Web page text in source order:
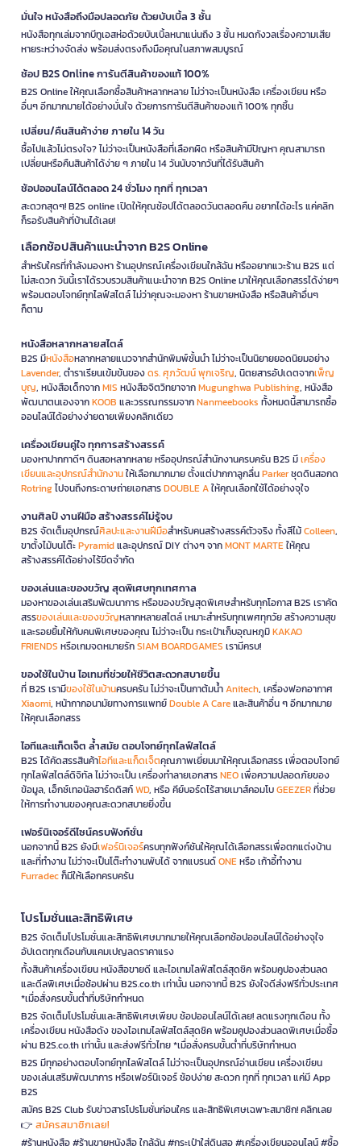
มั่นใจ หนังสือถึงมือปลอดภัย ด้วยบับเบิ้ล 3 ชั้น
หนังสือทุกเล่มจากบีทูเอสห่อด้วยบับเบิ้ลหนาแน่นถึง 3 ชั้น หมดกังวลเรื่องความเสีย
หายระหว่างจัดส่ง พร้อมส่งตรงถึงมือคุณในสภาพสมบูรณ์
ช้อป B2S Online การันตีสินค้าของแท้ 100%
B2S Online ให้คุณเลือกซื้อสินค้าหลากหลาย ไม่ว่าจะเป็นหนังสือ เครื่องเขียน หรือ
อื่นๆ อีกมากมายได้อย่างมั่นใจ ด้วยการการันตีสินค้าของแท้ 100% ทุกชิ้น
เปลี่ยน/คืนสินค้าง่าย ภายใน 14 วัน
ซื้อไปแล้วไม่ตรงใจ? ไม่ว่าจะเป็นหนังสือที่เลือกผิด หรือสินค้ามีปัญหา คุณสามารถ
เปลี่ยนหรือคืนสินค้าได้ง่าย ๆ ภายใน 14 วันนับจากวันที่ได้รับสินค้า
ช้อปออนไลน์ได้ตลอด 24 ชั่วโมง ทุกที่ ทุกเวลา
สะดวกสุดๆ! B2S online เปิดให้คุณช้อปได้ตลอดวันตลอดคืน อยากได้อะไร แค่คลิก
ก็รอรับสินค้าที่บ้านได้เลย!
เลือกช้อปสินค้าแนะนำจาก B2S Online
สำหรับใครที่กำลังมองหา ร้านอุปกรณ์เครื่องเขียนใกล้ฉัน หรืออยากแวะร้าน B2S แต่
ไม่สะดวก วันนี้เราได้รวบรวมสินค้าแนะนำจาก B2S Online มาให้คุณเลือกสรรได้ง่ายๆ
พร้อมตอบโจทย์ทุกไลฟ์สไตล์ ไม่ว่าคุณจะมองหา ร้านขายหนังสือ หรือสินค้าอื่นๆ
ก็ตาม
หนังสือหลากหลายสไตล์
B2S มีหนังสือหลากหลายแนวจากสำนักพิมพ์ชั้นนำ ไม่ว่าจะเป็นนิยายยอดนิยมอย่าง
Lavender, ตำราเรียนเข้มข้นของดร. ศุภวัฒน์ พุกเจริญ, นิตยสารอัปเดตจากเพ็ญ
บุญ, หนังสือเด็กจากMIS หนังสือจิตวิทยาจากMugunghwa Publishing, หนังสือ
พัฒนาตนเองจากKOOB และวรรณกรรมจากNanmeebooks ทั้งหมดนี้สามารถซื้อ
ออนไลน์ได้อย่างง่ายดายเพียงคลิกเดียว
เครื่องเขียนคู่ใจ ทุกการสร้างสรรค์
มองหาปากกาดีๆ ดินสอหลากหลาย หรืออุปกรณ์สำนักงานครบครัน B2S มีเครื่อง
เขียนและอุปกรณ์สำนักงานให้เลือกมากมาย ตั้งแต่ปากกาลูกลื่นParkerชุดดินสอกด
Rotringไปจนถึงกระดาษถ่ายเอกสารDOUBLE Aให้คุณเลือกใช้ได้อย่างจุใจ
งานศิลป์ งานฝีมือ สร้างสรรค์ไม่รู้จบ
B2S จัดเต็มอุปกรณ์ศิลปะและงานฝีมือสำหรับคนสร้างสรรค์ตัวจริง ทั้งสีไม้Colleen,
ขาตั้งไม้บนโต๊ะPyramidและอุปกรณ์ DIY ต่างๆ จากMONT MARTEให้คุณ
สร้างสรรค์ได้อย่างไร้ขีดจำกัด
ของเล่นและของขวัญ สุดพิเศษทุกเทศกาล
มองหาของเล่นเสริมพัฒนาการ หรือของขวัญสุดพิเศษสำหรับทุกโอกาส B2S เราคัด
สรรของเล่นและของขวัญหลากหลายสไตล์ เหมาะสำหรับทุกเพศทุกวัย สร้างความสุข
และรอยยิ้มให้กับคนพิเศษของคุณ ไม่ว่าจะเป็น กระเป๋าเก็บอุณหภูมิKAKAO
FRIENDS หรือเกมจดหมายรักSIAM BOARDGAMES เรามีครบ!
ของใช้ในบ้าน ไอเทมที่ช่วยให้ชีวิตสะดวกสบายขึ้น
ที่ B2S เรามีของใช้ในบ้านครบครัน ไม่ว่าจะเป็นกาต้มน้ำAnitech, เครื่องฟอกอากาศ
Xiaomi, หน้ากากอนามัยทางการแพทย์Double A Careและสินค้าอื่น ๆ อีกมากมาย
ให้คุณเลือกสรร
ไอทีและแก็ดเจ็ต ล้ำสมัย ตอบโจทย์ทุกไลฟ์สไตล์
B2S ได้คัดสรรสินค้าไอทีและแก็ดเจ็ตคุณภาพเยี่ยมมาให้คุณเลือกสรร เพื่อตอบโจทย์
ทุกไลฟ์สไตล์ดิจิทัล ไม่ว่าจะเป็น เครื่องทำลายเอกสารNEOเพื่อความปลอดภัยของ
ข้อมูล, เอ็กซ์เทอนัลฮาร์ดดิสก์WD, หรือ คีย์บอร์ดไร้สายเมาส์คอมโบGEEZERที่ช่วย
ให้การทำงานของคุณสะดวกสบายยิ่งขึ้น
เฟอร์นิเจอร์ดีไซน์ครบฟังก์ชั่น
นอกจากนี้ B2S ยังมีเฟอร์นิเจอร์ครบทุกฟังก์ชันให้คุณได้เลือกสรรเพื่อตกแต่งบ้าน
และที่ทำงาน ไม่ว่าจะเป็นโต๊ะทำงานพับได้ จากแบรนด์ONEหรือ เก้าอี้ทำงาน
Furradecก็มีให้เลือกครบครัน
โปรโมชั่นและสิทธิพิเศษ
B2S จัดเต็มโปรโมชั่นและสิทธิพิเศษมากมายให้คุณเลือกช้อปออนไลน์ได้อย่างจุใจ
อัปเดตทุกเดือนกับแคมเปญลดราคาแรง
ทั้งสินค้าเครื่องเขียน หนังสือขายดี และไอเทมไลฟ์สไตล์สุดชิค พร้อมคูปองส่วนลด
และดีลพิเศษเมื่อช้อปผ่าน B2S.co.th เท่านั้น นอกจากนี้ B2S ยังใจดีส่งฟรีทั่วประเทศ
*เมื่อสั่งครบขั้นต่ำที่บริษัทกำหนด
B2S จัดเต็มโปรโมชั่นและสิทธิพิเศษเพียบ ช้อปออนไลน์ได้เลย! ลดแรงทุกเดือน ทั้ง
เครื่องเขียน หนังสือดัง ของไอเทมไลฟ์สไตล์สุดชิค พร้อมคูปองส่วนลดพิเศษเมื่อซื้อ
ผ่าน B2S.co.th เท่านั้น และส่งฟรีทั่วไทย *เมื่อสั่งครบขั้นต่ำที่บริษัทกำหนด
B2S มีทุกอย่างตอบโจทย์ทุกไลฟ์สไตล์ ไม่ว่าจะเป็นอุปกรณ์อ่านเขียน เครื่องเขียน
ของเล่นเสริมพัฒนาการ หรือเฟอร์นิเจอร์ ช้อปง่าย สะดวก ทุกที่ ทุกเวลา แค่มี App
B2S
สมัคร B2S Club รับข่าวสารโปรโมชั่นก่อนใคร และสิทธิพิเศษเฉพาะสมาชิก! คลิกเลย
👉 สมัครสมาชิกเลย!
#ร้านหนังสือ #ร้านขายหนังสือ ใกล้ฉัน #กระเป๋าใส่ดินสอ #เครื่องเขียนออนไลน์ #ซื้อ